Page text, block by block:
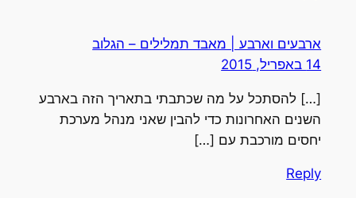
ארבעים וארבע | מאבד תמלילים – הגלוב
14 באפריל, 2015
[…] להסתכל על מה שכתבתי בתאריך הזה בארבע
השנים האחרונות כדי להבין שאני מנהל מערכת
יחסים מורכבת עם […]
Reply